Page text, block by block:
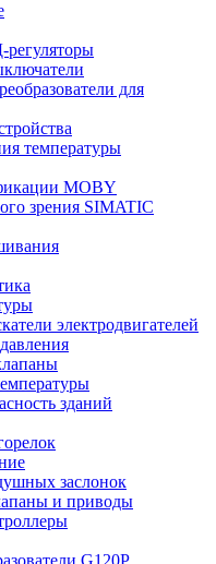
для
температуры
MOBY
зрения SIMATIC
электродвигателей
зданий
заслонок
и приводы